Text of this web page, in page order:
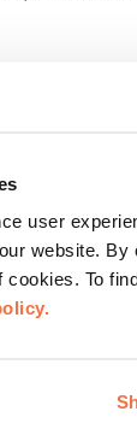
user
website. By
To